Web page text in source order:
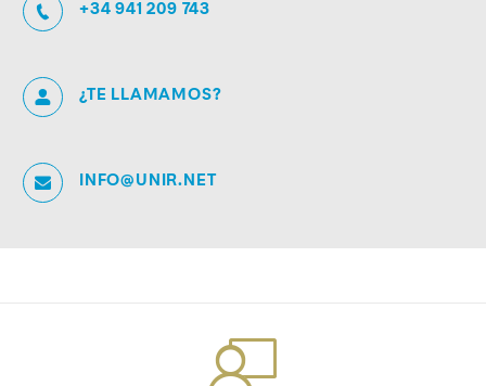
+34 941 209 743
¿TE LLAMAMOS?
INFO@UNIR.NET